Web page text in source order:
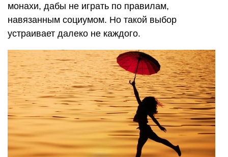
монахи, дабы не играть по правилам,
навязанным социумом. Но такой выбор
устраивает далеко не каждого.